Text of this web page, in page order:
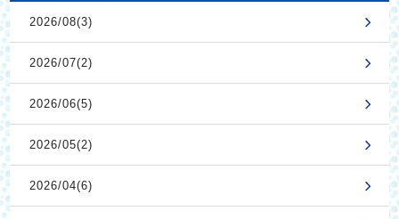
2026/08(3)
2026/07(2)
2026/06(5)
2026/05(2)
2026/04(6)